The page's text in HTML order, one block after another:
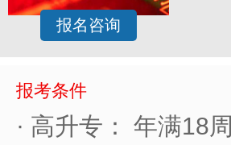
报名咨询
报考条件
· 高升专： 年满18